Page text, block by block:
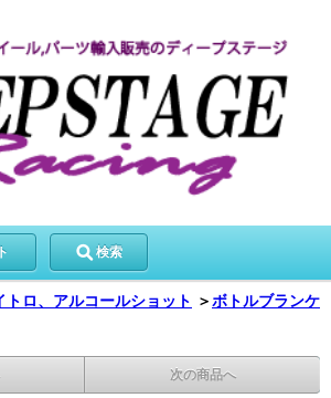
検索
ロ、アルコールショット ＞ボトルブランケ
次の商品へ